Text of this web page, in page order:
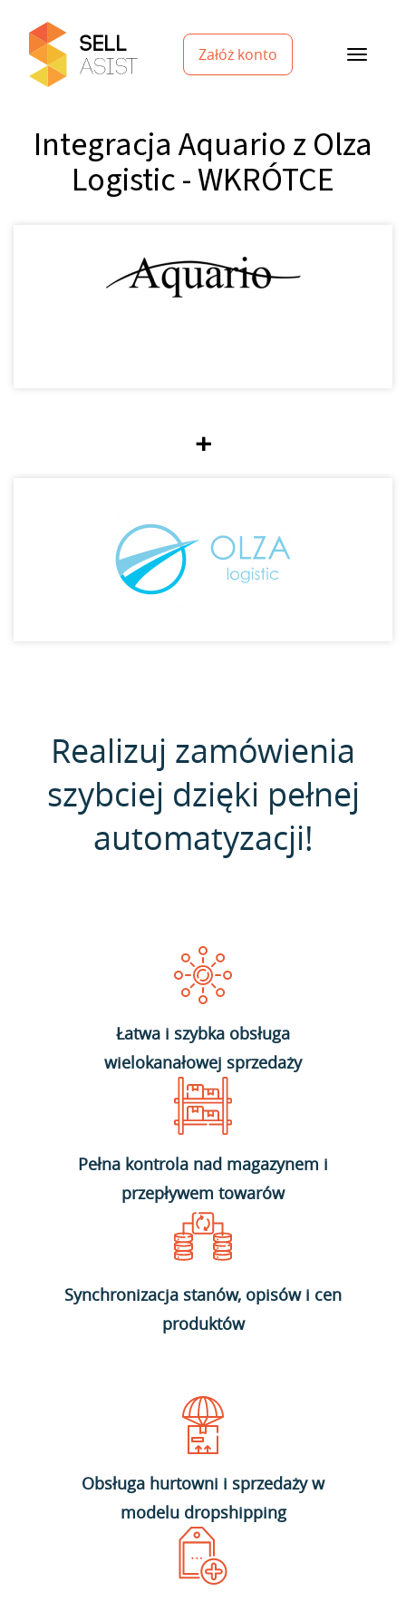
Załóż konto
Integracja Aquario z Olza
Logistic - WKRÓTCE
+
Realizuj zamówienia
szybciej dzięki pełnej
automatyzacji!
Łatwa i szybka obsługa
wielokanałowej sprzedaży
Pełna kontrola nad magazynem i
przepływem towarów
Synchronizacja stanów, opisów i cen
produktów
Obsługa hurtowni i sprzedaży w
modelu dropshipping